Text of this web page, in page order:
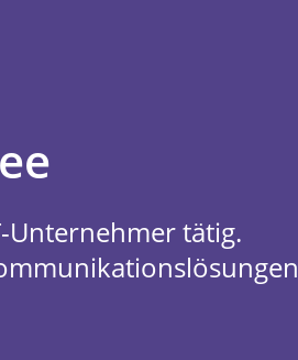
Unternehmer tätig.